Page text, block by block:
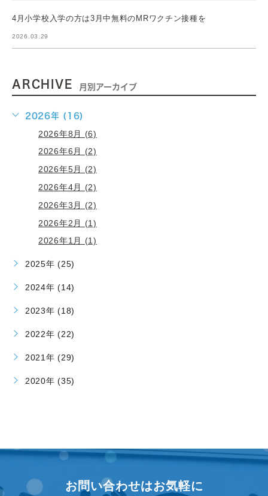
4月小学校入学の方は3月中無料のMRワクチン接種を
2026.03.29
ARCHIVE 月別アーカイブ
2026年 (16)
2026年8月 (6)
2026年6月 (2)
2026年5月 (2)
2026年4月 (2)
2026年3月 (2)
2026年2月 (1)
2026年1月 (1)
2025年 (25)
2024年 (14)
2023年 (18)
2022年 (22)
2021年 (29)
2020年 (35)
お問い合わせはお気軽に